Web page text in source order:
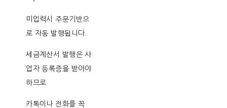
미입력시 주문기반으
로 자동 발행됩니다.
세금계산서 발행은 사
업자 등록증을 받아야
하므로
카톡이나 전화를 꼭